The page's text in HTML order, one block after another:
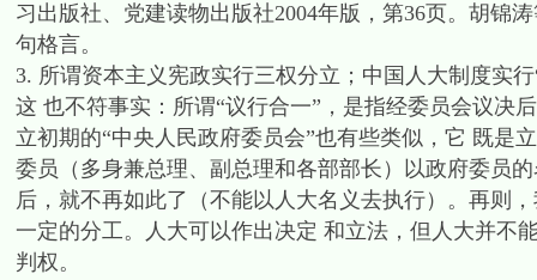
习出版社、党建读物出版社2004年版，第36页。胡锦
句格言。
3. 所谓资本主义宪政实行三权分立；中国人大制度实
这 也不符事实：所谓“议行合一”，是指经委员会议决
立初期的“中央人民政府委员会”也有些类似，它 既是
委员（多身兼总理、副总理和各部部长）以政府委员
后，就不再如此了（不能以人大名义去执行）。再则
一定的分工。人大可以作出决定 和立法，但人大并不
判权。